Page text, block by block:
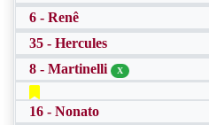
6 - Renê
35 - Hercules
8 - Martinelli
X
16 - Nonato